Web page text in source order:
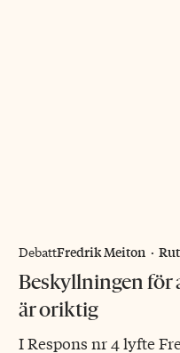
DebattFredrik Meiton ·
Beskyllningen för
är oriktig
I Respons nr 4 lyfte